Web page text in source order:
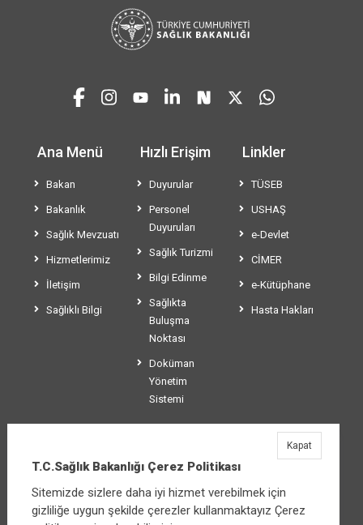
Ana Menü
Bakan
Bakanlık
Sağlık Mevzuatı
Hizmetlerimiz
İletişim
Sağlıklı Bilgi
Hızlı Erişim
Duyurular
Personel
Duyuruları
Sağlık Turizmi
Bilgi Edinme
Sağlıkta
Buluşma
Noktası
Doküman
Yönetim
Sistemi
Linkler
TÜSEB
USHAŞ
e-Devlet
CİMER
e-Kütüphane
Hasta Hakları
T.C.Sağlık Bakanlığı
Üniversiteler Mahallesi Şehit Mehmet Bayraktar
Caddesi No:3 Çankaya/Ankara
T.C.Sağlık Bakanlığı Çerez Politikası
Sitemizde sizlere daha iyi hizmet verebilmek için
gizliliğe uygun şekilde çerezler kullanmaktayız Çerez
Kapat